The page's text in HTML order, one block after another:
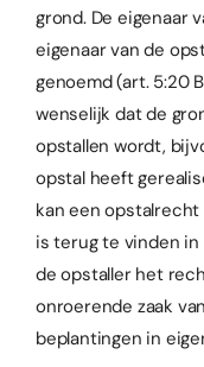
grond. De eigenaar
eigenaar van de
genoemd (art. 5:20
wenselijk dat de
opstallen wordt,
opstal heeft
kan een
is terug te vinden in
de opstaller het
onroerende zaak
beplantingen in